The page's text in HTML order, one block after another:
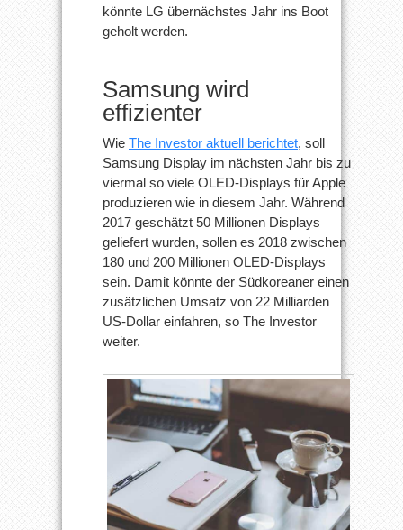
könnte LG übernächstes Jahr ins Boot
geholt werden.
Samsung wird
effizienter
Wie The Investor aktuell berichtet, soll
Samsung Display im nächsten Jahr bis zu
viermal so viele OLED-Displays für Apple
produzieren wie in diesem Jahr. Während
2017 geschätzt 50 Millionen Displays
geliefert wurden, sollen es 2018 zwischen
180 und 200 Millionen OLED-Displays
sein. Damit könnte der Südkoreaner einen
zusätzlichen Umsatz von 22 Milliarden
US-Dollar einfahren, so The Investor
weiter.